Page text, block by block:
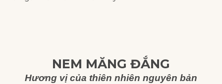
NEM MĂNG ĐẮNG
Hương vị của thiên nhiên nguyên bản